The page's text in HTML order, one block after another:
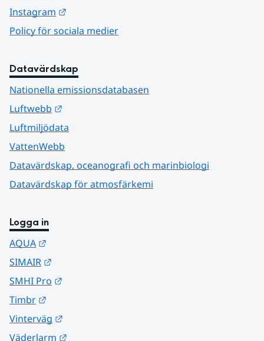
Instagram
Policy för sociala medier
Datavärdskap
Nationella emissionsdatabasen
Luftwebb
Luftmiljödata
VattenWebb
Datavärdskap, oceanografi och marinbiologi
Datavärdskap för atmosfärkemi
Logga in
AQUA
SIMAIR
SMHI Pro
Timbr
Vinterväg
Väderlarm